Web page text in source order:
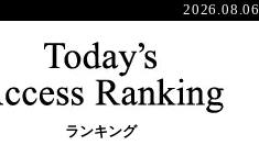
2026.08.06
ランキング